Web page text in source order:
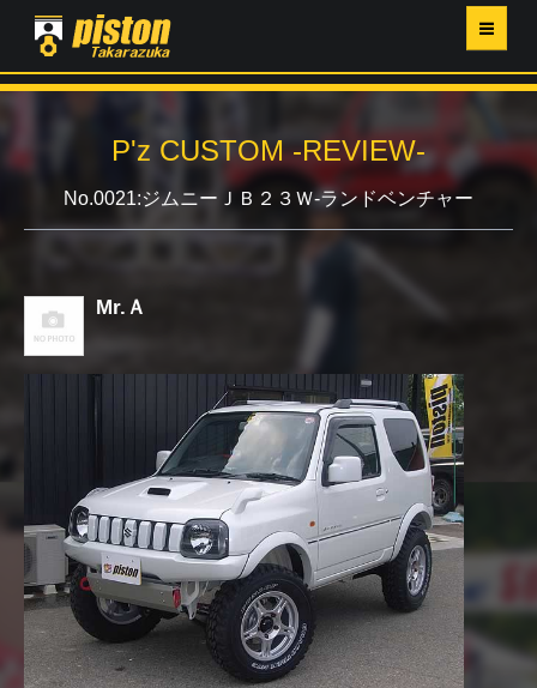
P'Z MAGAZINE
PISTON YAHOO店
店舗ご案内
P'z CUSTOM -REVIEW-
No.0021:ジムニーＪＢ２３Ｗ-ランドベンチャー
Mr.Ａ